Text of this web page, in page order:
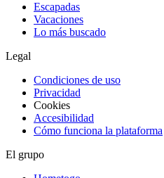
Escapadas
Vacaciones
Lo más buscado
Legal
Condiciones de uso
Privacidad
Cookies
Accesibilidad
Cómo funciona la plataforma
El grupo